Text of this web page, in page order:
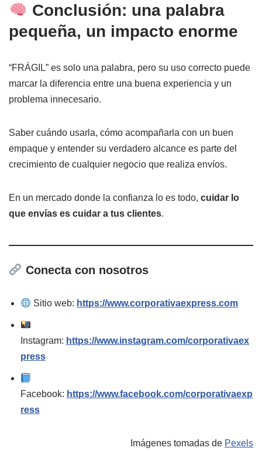
Conclusión: una palabra
pequeña, un impacto enorme
“FRÁGIL” es solo una palabra, pero su uso correcto puede
marcar la diferencia entre una buena experiencia y un
problema innecesario.
Saber cuándo usarla, cómo acompañarla con un buen
empaque y entender su verdadero alcance es parte del
crecimiento de cualquier negocio que realiza envíos.
En un mercado donde la confianza lo es todo, cuidar lo
que envías es cuidar a tus clientes.
Conecta con nosotros
Sitio web: https://www.corporativaexpress.com
Instagram: https://www.instagram.com/corporativaex
press
Facebook: https://www.facebook.com/corporativaexp
ress
Imágenes tomadas de Pexels